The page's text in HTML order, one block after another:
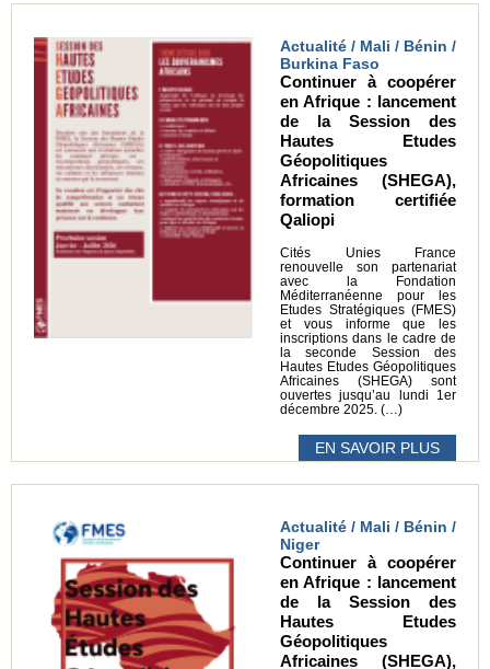
Actualité / Mali / Bénin /
Burkina Faso
Continuer à coopérer
en Afrique : lancement
de la Session des
Hautes Etudes
Géopolitiques
Africaines (SHEGA),
formation certifiée
Qaliopi
Cités Unies France
renouvelle son partenariat
avec la Fondation
Méditerranéenne pour les
Etudes Stratégiques (FMES)
et vous informe que les
inscriptions dans le cadre de
la seconde Session des
Hautes Etudes Géopolitiques
Africaines (SHEGA) sont
ouvertes jusqu’au lundi 1er
décembre 2025. (…)
EN SAVOIR PLUS
Actualité / Mali / Bénin /
Niger
Continuer à coopérer
en Afrique : lancement
de la Session des
Hautes Etudes
Géopolitiques
Africaines (SHEGA),